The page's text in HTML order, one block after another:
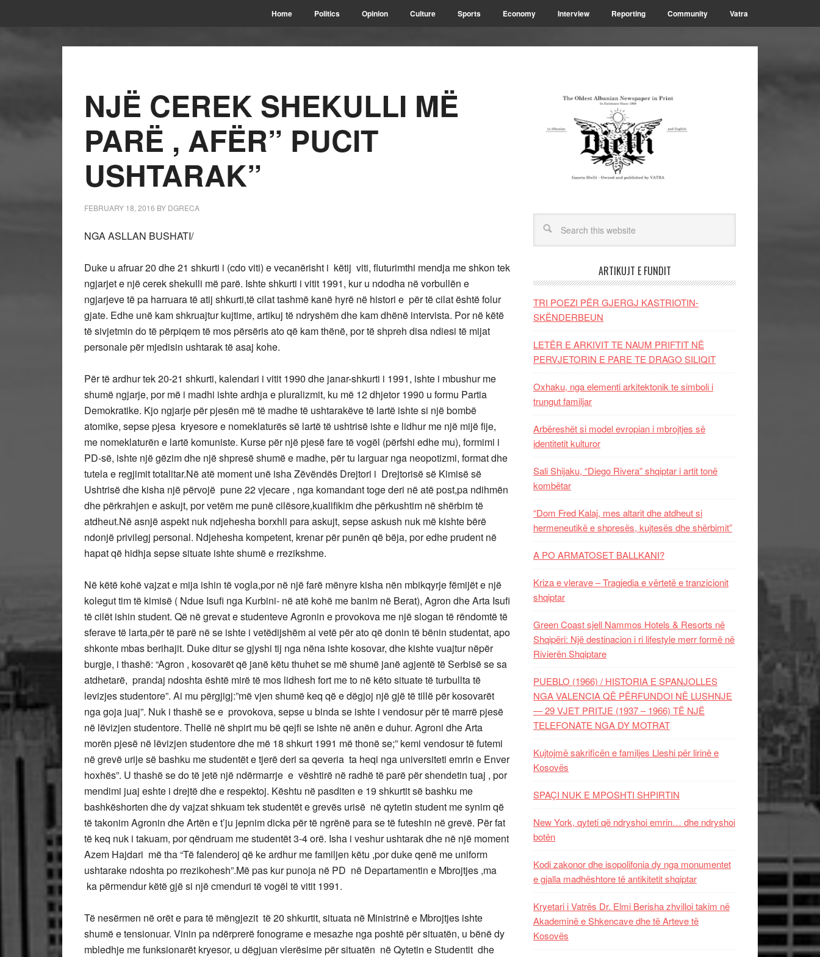
Home Politics Opinion Culture Sports Economy Interview Reporting Community Vatra
NJË CEREK SHEKULLI MË
PARË , AFËR” PUCIT
USHTARAK”
FEBRUARY 18, 2016 BY DGRECA
NGA ASLLAN BUSHATI/
Duke u afruar 20 dhe 21 shkurti i (cdo viti) e vecanërisht i këtij viti, fluturimthi mendja me shkon tek
ngjarjet e një cerek shekulli më parë. Ishte shkurti i vitit 1991, kur u ndodha në vorbullën e
ngjarjeve të pa harruara të atij shkurti,të cilat tashmë kanë hyrë në histori e për të cilat është folur
gjate. Edhe unë kam shkruajtur kujtime, artikuj të ndryshëm dhe kam dhënë intervista. Por në këtë
të sivjetmin do të përpiqem të mos përsëris ato që kam thënë, por të shpreh disa ndiesi të mijat
personale për mjedisin ushtarak të asaj kohe.
Për të ardhur tek 20-21 shkurti, kalendari i vitit 1990 dhe janar-shkurti i 1991, ishte i mbushur me
shumë ngjarje, por më i madhi ishte ardhja e pluralizmit, ku më 12 dhjetor 1990 u formu Partia
Demokratike. Kjo ngjarje për pjesën më të madhe të ushtarakëve të lartë ishte si një bombë
atomike, sepse pjesa kryesore e nomeklaturës së lartë të ushtrisë ishte e lidhur me një mijë fije,
me nomeklaturën e lartë komuniste. Kurse për një pjesë fare të vogël (përfshi edhe mu), formimi i
PD-së, ishte një gëzim dhe një shpresë shumë e madhe, për tu larguar nga neopotizmi, format dhe
tutela e regjimit totalitar.Në atë moment unë isha Zëvëndës Drejtori i Drejtorisë së Kimisë së
Ushtrisë dhe kisha një përvojë pune 22 vjecare , nga komandant toge deri në atë post,pa ndihmën
dhe përkrahjen e askujt, por vetëm me punë cilësore,kualifikim dhe përkushtim në shërbim të
atdheut.Në asnjë aspekt nuk ndjehesha borxhli para askujt, sepse askush nuk më kishte bërë
ndonjë privilegj personal. Ndjehesha kompetent, krenar për punën që bëja, por edhe prudent në
hapat që hidhja sepse situate ishte shumë e rrezikshme.
Në këtë kohë vajzat e mija ishin të vogla,por në një farë mënyre kisha nën mbikqyrje fëmijët e një
kolegut tim të kimisë ( Ndue Isufi nga Kurbini- në atë kohë me banim në Berat), Agron dhe Arta Isufi
të cilët ishin student. Që në grevat e studenteve Agronin e provokova me një slogan të rëndomtë të
sferave të larta,për të parë në se ishte i vetëdijshëm ai vetë për ato që donin të bënin studentat, apo
shkonte mbas berihajit. Duke ditur se gjyshi tij nga nëna ishte kosovar, dhe kishte vuajtur nëpër
burgje, i thashë: “Agron , kosovarët që janë këtu thuhet se më shumë janë agjentë të Serbisë se sa
atdhetarë, prandaj ndoshta është mirë të mos lidhesh fort me to në këto situate të turbullta të
levizjes studentore”. Ai mu përgjigj:”më vjen shumë keq që e dëgjoj një gjë të tillë për kosovarët
nga goja juaj”. Nuk i thashë se e provokova, sepse u binda se ishte i vendosur për të marrë pjesë
në lëvizjen studentore. Thellë në shpirt mu bë qejfi se ishte në anën e duhur. Agroni dhe Arta
morën pjesë në lëvizjen studentore dhe më 18 shkurt 1991 më thonë se;” kemi vendosur të futemi
në grevë urije së bashku me studentët e tjerë deri sa qeveria ta heqi nga universiteti emrin e Enver
hoxhës”. U thashë se do të jetë një ndërmarrje e vështirë në radhë të parë për shendetin tuaj , por
mendimi juaj eshte i drejtë dhe e respektoj. Kështu në pasditen e 19 shkurtit së bashku me
bashkëshorten dhe dy vajzat shkuam tek studentët e grevës urisë në qytetin student me synim që
të takonim Agronin dhe Artën e t’ju jepnim dicka për të ngrënë para se të futeshin në grevë. Për fat
të keq nuk i takuam, por qëndruam me studentët 3-4 orë. Isha i veshur ushtarak dhe në një moment
Azem Hajdari më tha “Të falenderoj që ke ardhur me familjen këtu ,por duke qenë me uniform
ushtarake ndoshta po rrezikohesh”.Më pas kur punoja në PD në Departamentin e Mbrojtjes ,ma
ka përmendur këtë gjë si një cmenduri të vogël të vitit 1991.
Të nesërmen në orët e para të mëngjezit të 20 shkurtit, situata në Ministrinë e Mbrojtjes ishte
shumë e tensionuar. Vinin pa ndërprerë fonograme e mesazhe nga poshtë për situatën, u bënë dy
mbledhje me funksionarët kryesor, u dëgjuan vlerësime për situatën në Qytetin e Studentit dhe
ARTIKUJT E FUNDIT
TRI POEZI PËR GJERGJ KASTRIOTIN-
SKËNDERBEUN
LETËR E ARKIVIT TE NAUM PRIFTIT NË
PERVJETORIN E PARE TE DRAGO SILIQIT
Oxhaku, nga elementi arkitektonik te simboli i
trungut familjar
Arbëreshët si model evropian i mbrojtjes së
identitetit kulturor
Sali Shijaku, “Diego Rivera” shqiptar i artit tonë
kombëtar
“Dom Fred Kalaj, mes altarit dhe atdheut si
hermeneutikë e shpresës, kujtesës dhe shërbimit”
A PO ARMATOSET BALLKANI?
Kriza e vlerave – Tragjedia e vërtetë e tranzicionit
shqiptar
Green Coast sjell Nammos Hotels & Resorts në
Shqipëri: Një destinacion i ri lifestyle merr formë në
Rivierën Shqiptare
PUEBLO (1966) / HISTORIA E SPANJOLLES
NGA VALENCIA QË PËRFUNDOI NË LUSHNJE
— 29 VJET PRITJE (1937 – 1966) TË NJË
TELEFONATE NGA DY MOTRAT
Kujtojmë sakrificën e familjes Lleshi për lirinë e
Kosovës
SPAÇI NUK E MPOSHTI SHPIRTIN
New York, qyteti që ndryshoi emrin… dhe ndryshoi
botën
Kodi zakonor dhe isopolifonia dy nga monumentet
e gjalla madhështore të antikitetit shqiptar
Kryetari i Vatrës Dr. Elmi Berisha zhvilloi takim në
Akademinë e Shkencave dhe të Arteve të
Kosovës